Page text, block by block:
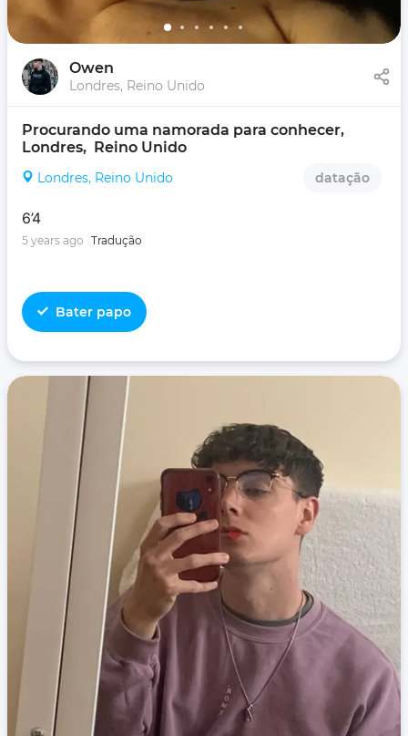
Owen
Londres, Reino Unido
Procurando uma namorada para conhecer,
Londres,  Reino Unido
Londres, Reino Unido datação
6’4
5 years ago Tradução
Bater papo